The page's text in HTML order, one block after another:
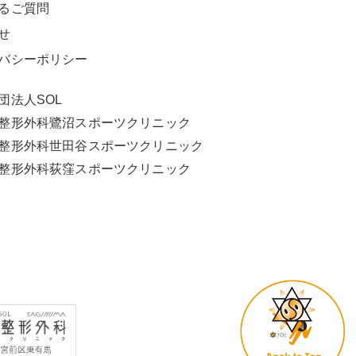
ご質問
シーポリシー
法人SOL
形外科鷺沼スポーツクリニック
形外科世田谷スポーツクリニック
形外科荻窪スポーツクリニック